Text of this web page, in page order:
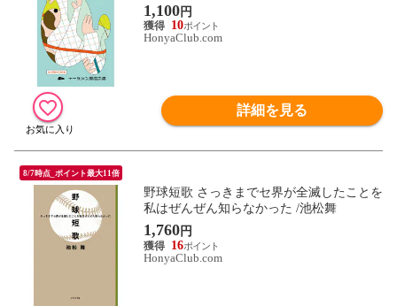
1,100円
10
HonyaClub.com
詳細を見る
8/7時点_ポイント最大11倍
野球短歌 さっきまでセ界が全滅したことを
私はぜんぜん知らなかった /池松舞
1,760円
16
HonyaClub.com